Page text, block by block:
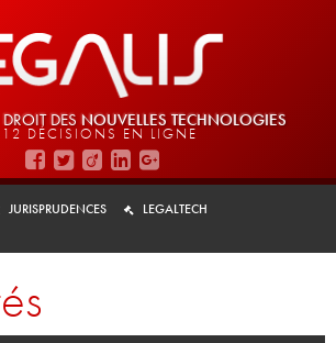
DROIT DES NOUVELLES TECHNOLOGIES
DÉCISIONS EN LIGNE
JURISPRUDENCES
LEGALTECH